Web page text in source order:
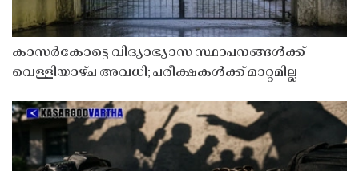
കാസർകോട്ടെ വിദ്യാഭ്യാസ സ്ഥാപനങ്ങൾക്ക്
വെള്ളിയാഴ്ച അവധി; പരീക്ഷകൾക്ക് മാറ്റമില്ല